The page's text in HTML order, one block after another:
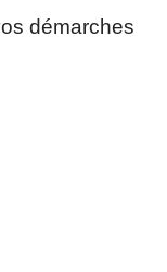
démarches